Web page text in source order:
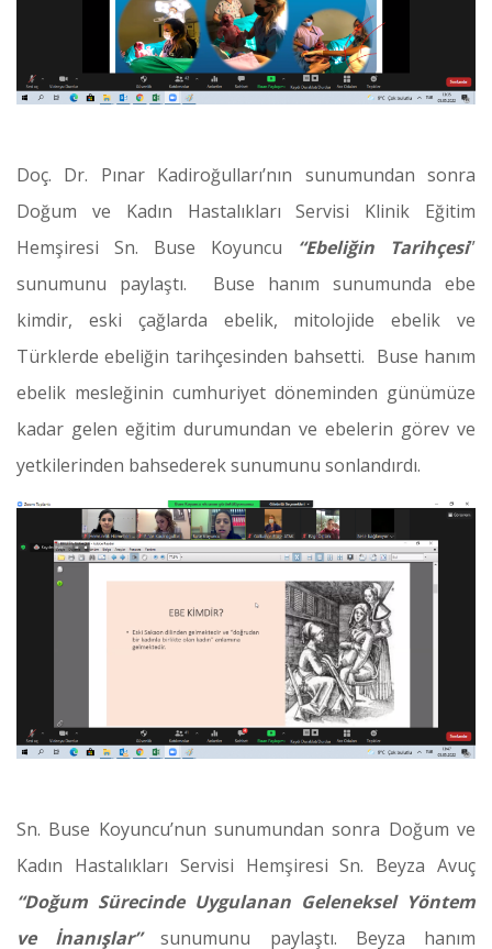
Doç. Dr. Pınar Kadiroğulları’nın sunumundan sonra
Doğum ve Kadın Hastalıkları Servisi Klinik Eğitim
Hemşiresi Sn. Buse Koyuncu “Ebeliğin Tarihçesi”
sunumunu paylaştı. Buse hanım sunumunda ebe
kimdir, eski çağlarda ebelik, mitolojide ebelik ve
Türklerde ebeliğin tarihçesinden bahsetti. Buse hanım
ebelik mesleğinin cumhuriyet döneminden günümüze
kadar gelen eğitim durumundan ve ebelerin görev ve
yetkilerinden bahsederek sunumunu sonlandırdı.
Sn. Buse Koyuncu’nun sunumundan sonra Doğum ve
Kadın Hastalıkları Servisi Hemşiresi Sn. Beyza Avuç
“Doğum Sürecinde Uygulanan Geleneksel Yöntem
ve İnanışlar”sunumunu paylaştı. Beyza hanım